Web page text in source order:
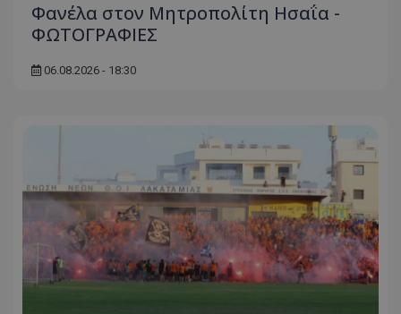
Φανέλα στον Μητροπολίτη Ησαΐα -
ΦΩΤΟΓΡΑΦΙΕΣ
06.08.2026 - 18:30